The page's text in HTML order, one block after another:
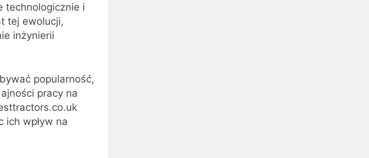
technologicznie i
tej ewolucji,
inżynierii
popularność,
pracy na
ich wpływ na